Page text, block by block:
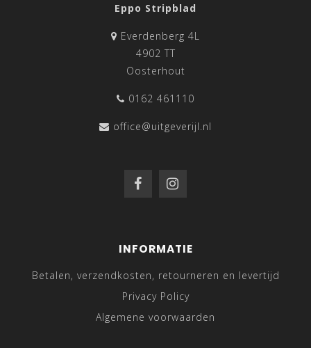
Eppo Stripblad
Everdenberg 4L
4902 TT
Oosterhout
0162 461110
office@uitgeverijl.nl
INFORMATIE
Betalen, verzendkosten, retourneren en levertijd
Privacy Policy
Algemene voorwaarden